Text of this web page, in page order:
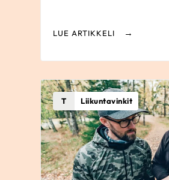
LUE ARTIKKELI
T Liikuntavinkit